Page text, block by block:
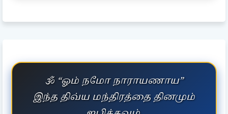
🕉️ “ஓம் நமோ நாராயணாய”
இந்த திவ்ய மந்திரத்தை தினமும்